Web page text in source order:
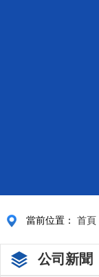
當前位置： 首頁
公司新聞